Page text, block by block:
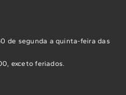
de segunda a quinta-feira das
exceto feriados.